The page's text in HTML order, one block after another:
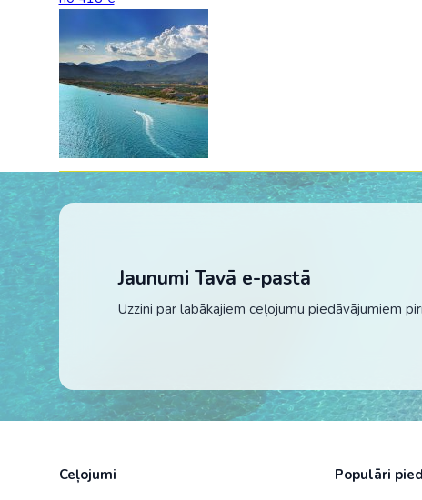
Jaunumi Tavā e-pastā
Uzzini par labākajiem ceļojumu piedāvājumiem
Ceļojumi
Populāri